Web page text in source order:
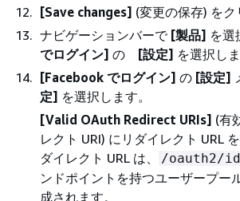
[Save changes] (変更の保存) をク
ナビゲーションバーで [製品] を選
でログイン] の [設定] を選択しま
[Facebook でログイン] の [設定]
定] を選択します。
[Valid OAuth Redirect URIs] (有
レクト URI) にリダイレクト URL
ダイレクト URL は、
/oauth2/
ンドポイントを持つユーザープー
成されます。